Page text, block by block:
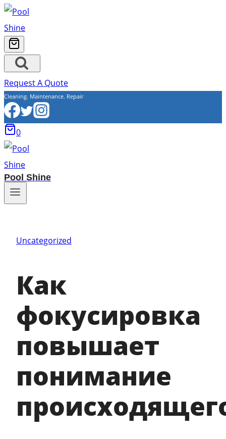
Request A Quote
Cleaning. Maintenance. Repair
0
Pool Shine
Uncategorized
Как
фокусировка
повышает
понимание